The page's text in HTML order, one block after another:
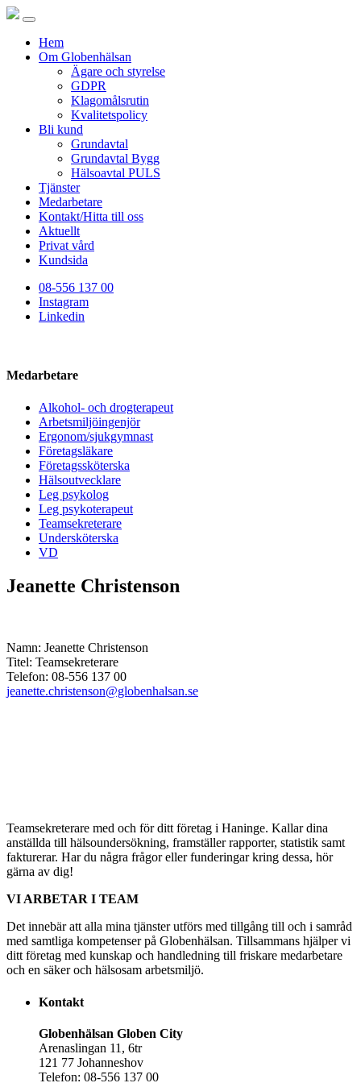
Hem
Om Globenhälsan
Ägare och styrelse
GDPR
Klagomålsrutin
Kvalitetspolicy
Bli kund
Grundavtal
Grundavtal Bygg
Hälsoavtal PULS
Tjänster
Medarbetare
Kontakt/Hitta till oss
Aktuellt
Privat vård
Kundsida
08-556 137 00
Instagram
Linkedin
Medarbetare
Alkohol- och drogterapeut
Arbetsmiljöingenjör
Ergonom/sjukgymnast
Företagsläkare
Företagssköterska
Hälsoutvecklare
Leg psykolog
Leg psykoterapeut
Teamsekreterare
Undersköterska
VD
Jeanette Christenson
Namn: Jeanette Christenson
Titel: Teamsekreterare
Telefon: 08-556 137 00
jeanette.christenson@globenhalsan.se
Teamsekreterare med och för ditt företag i Haninge. Kallar dina
anställda till hälsoundersökning, framställer rapporter, statistik samt
fakturerar. Har du några frågor eller funderingar kring dessa, hör
gärna av dig!
VI ARBETAR I TEAM
Det innebär att alla mina tjänster utförs med tillgång till och i samråd
med samtliga kompetenser på Globenhälsan. Tillsammans hjälper vi
ditt företag med kunskap och handledning till friskare medarbetare
och en säker och hälsosam arbetsmiljö.
Kontakt
Globenhälsan Globen City
Arenaslingan 11, 6tr
121 77 Johanneshov
Telefon: 08-556 137 00